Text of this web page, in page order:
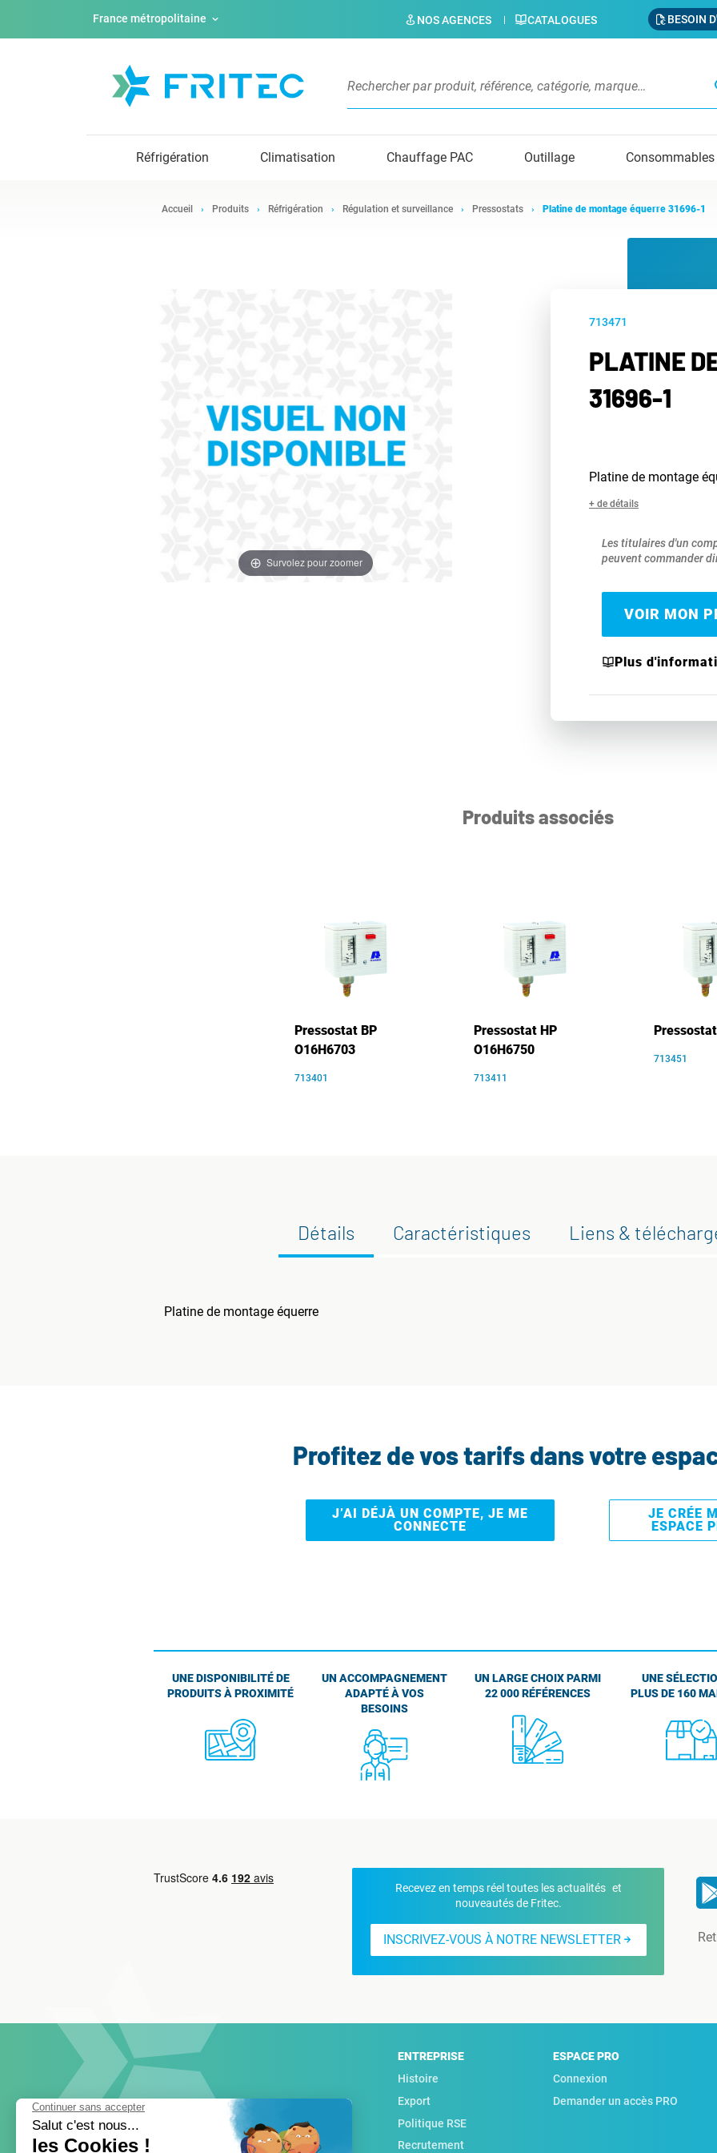
France métropolitaine NOS AGENCES CATALOGUES BESOIN
Réfrigération Climatisation Chauffage PAC Outillage Consommables
Accueil Produits Réfrigération Régulation et surveillance Pressostats Platine de montage équerre 31696-1
Survolez pour zoomer
713471
PLATINE
31696-1
Platine de montage
+ de détails
Les titulaires d'un
peuvent commander
VOIR MON
Plus
Produits associés
Pressostat BP
O16H6703
713401
Pressostat HP
O16H6750
713411
713451
Détails Caractéristiques Liens &
Platine de montage équerre
Profitez de vos tarifs dans votre
J’AI DÉJÀ UN COMPTE, JE ME
CONNECTE
JE CRÉE
ESPACE
UNE DISPONIBILITÉ DE
PRODUITS À PROXIMITÉ
UN ACCOMPAGNEMENT
ADAPTÉ À VOS
BESOINS
UN LARGE CHOIX PARMI
22 000 RÉFÉRENCES
UNE
PLUS DE 160
Recevez en temps réel toutes les actualités et
nouveautés de Fritec.
INSCRIVEZ-VOUS À NOTRE NEWSLETTER
ENTREPRISE
Histoire
Export
Politique RSE
Recrutement
ESPACE PRO
Connexion
Demander un accès PRO